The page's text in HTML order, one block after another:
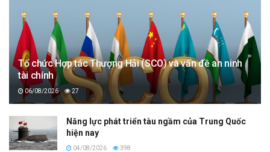
Tổ chức Hợp tác Thượng Hải (SCO) và vấn đề an ninh
tài chính
06/08/2026 27
Năng lực phát triển tàu ngầm của Trung Quốc
hiện nay
04/08/2026 398